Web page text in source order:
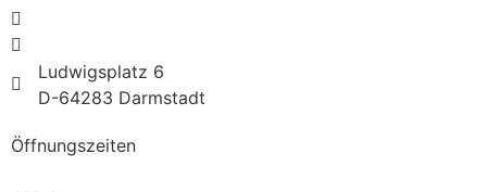
Ludwigsplatz 6
D-64283 Darmstadt
Öffnungszeiten